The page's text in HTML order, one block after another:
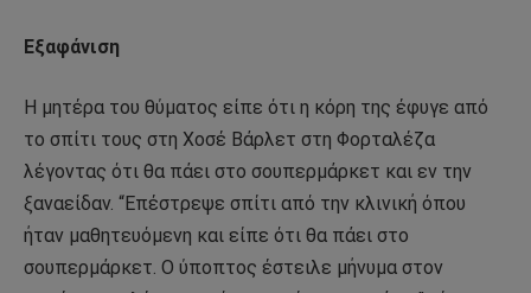
Εξαφάνιση
Η μητέρα του θύματος είπε ότι η κόρη της έφυγε από
το σπίτι τους στη Χοσέ Βάρλετ στη Φορταλέζα
λέγοντας ότι θα πάει στο σουπερμάρκετ και εν την
ξαναείδαν. “Επέστρεψε σπίτι από την κλινική όπου
ήταν μαθητευόμενη και είπε ότι θα πάει στο
σουπερμάρκετ. Ο ύποπτος έστειλε μήνυμα στον